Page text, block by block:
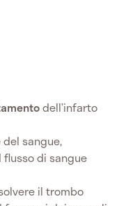
dell’infarto
sangue,
di sangue
il trombo